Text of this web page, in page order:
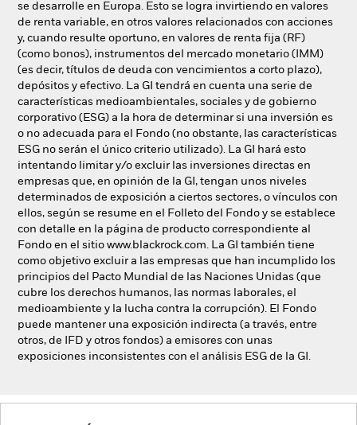
se desarrolle en Europa. Esto se logra invirtiendo en valores
de renta variable, en otros valores relacionados con acciones
y, cuando resulte oportuno, en valores de renta fija (RF)
(como bonos), instrumentos del mercado monetario (IMM)
(es decir, títulos de deuda con vencimientos a corto plazo),
depósitos y efectivo. La GI tendrá en cuenta una serie de
características medioambientales, sociales y de gobierno
corporativo (ESG) a la hora de determinar si una inversión es
o no adecuada para el Fondo (no obstante, las características
ESG no serán el único criterio utilizado). La GI hará esto
intentando limitar y/o excluir las inversiones directas en
empresas que, en opinión de la GI, tengan unos niveles
determinados de exposición a ciertos sectores, o vínculos con
ellos, según se resume en el Folleto del Fondo y se establece
con detalle en la página de producto correspondiente al
Fondo en el sitio www.blackrock.com. La GI también tiene
como objetivo excluir a las empresas que han incumplido los
principios del Pacto Mundial de las Naciones Unidas (que
cubre los derechos humanos, las normas laborales, el
medioambiente y la lucha contra la corrupción). El Fondo
puede mantener una exposición indirecta (a través, entre
otros, de IFD y otros fondos) a emisores con unas
exposiciones inconsistentes con el análisis ESG de la GI.